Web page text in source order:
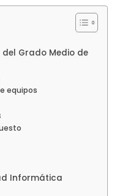
Grado Medio de
equipos
Informática